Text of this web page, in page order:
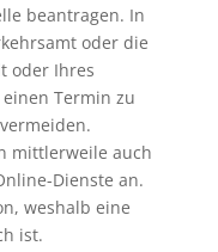
beantragen. In
oder die
oder Ihres
Termin zu
mittlerweile auch
Dienste an.
weshalb eine
ist.